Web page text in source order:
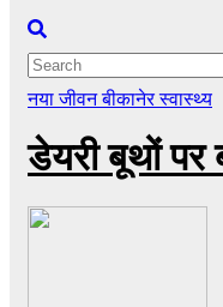
नया जीवनबीकानेरस्वास्थ्य
डेयरी बूथों पर